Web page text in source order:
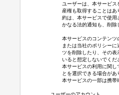
ユーザーは、本サービ
産権も取得することは
約は、本サービスで使用
かなる法的通知も、削除
本サービスのコンテンツ
または当社のポリシー
ツを削除したり、その表
いると想定しないでくだ
本サービスの利用に関し
とを選択できる場合があ
本サービスの一部は携帯